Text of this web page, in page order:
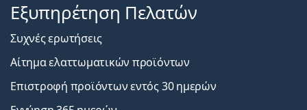
Εξυπηρέτηση Πελατών
Συχνές ερωτήσεις
Αίτημα ελαττωματικών προϊόντων
Επιστροφή προϊόντων εντός 30 ημερών